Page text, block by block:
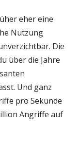
eher eine
Nutzung
Die
über die Jahre
Und ganz
pro Sekunde
Angriffe auf